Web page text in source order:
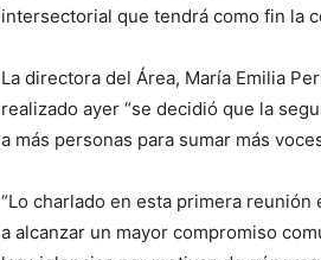
intersectorial que tendrá como fin la
La directora del Área, María Emilia
realizado ayer “se decidió que la
a más personas para sumar más
“Lo charlado en esta primera
a alcanzar un mayor compromiso